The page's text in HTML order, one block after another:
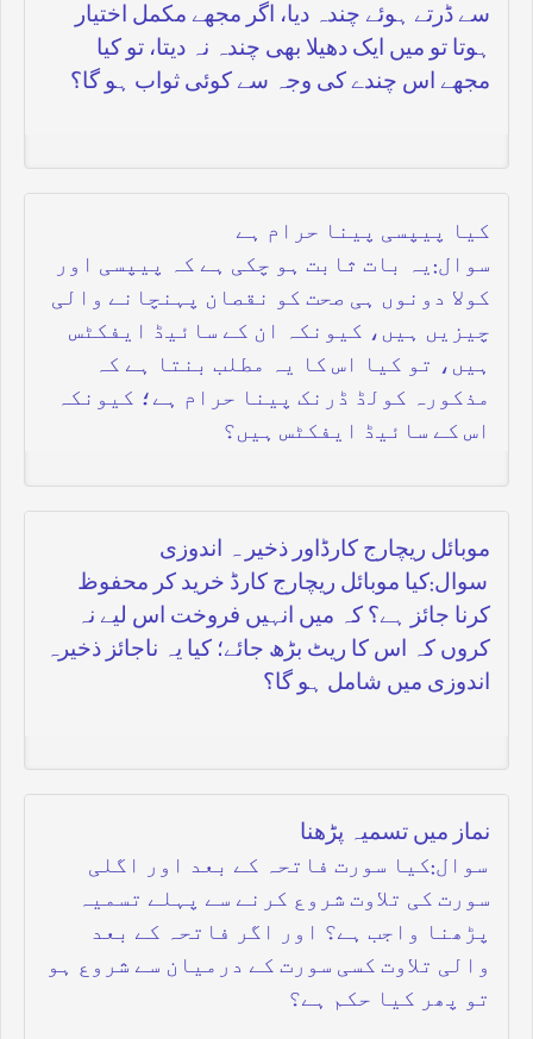
سے ڈرتے ہوئے چندہ دیا، اگر مجھے مکمل اختیار
ہوتا تو میں ایک دھیلا بھی چندہ نہ دیتا، تو کیا
مجھے اس چندے کی وجہ سے کوئی ثواب ہو گا؟
کیا پیپسی پینا حرام ہے
سوال:یہ بات ثابت ہو چکی ہے کہ پیپسی اور
کولا دونوں ہی صحت کو نقصان پہنچانے والی
چیزیں ہیں، کیونکہ ان کے سائیڈ ایفکٹس
ہیں، تو کیا اس کا یہ مطلب بنتا ہے کہ
مذکورہ کولڈ ڈرنک پینا حرام ہے؛ کیونکہ
اس کے سائیڈ ایفکٹس ہیں؟
موبائل ریچارج کارڈاور ذخیر ہ اندوزی
سوال:کیا موبائل ریچارج کارڈ خرید کر محفوظ
کرنا جائز ہے؟ کہ میں انہیں فروخت اس لیے نہ
کروں کہ اس کا ریٹ بڑھ جائے؛ کیا یہ ناجائز ذخیرہ
اندوزی میں شامل ہو گا؟
نماز میں تسمیہ پڑھنا
سوال:کیا سورت فاتحہ کے بعد اور اگلی
سورت کی تلاوت شروع کرنے سے پہلے تسمیہ
پڑھنا واجب ہے؟ اور اگر فاتحہ کے بعد
والی تلاوت کسی سورت کے درمیان سے شروع ہو
تو پھر کیا حکم ہے؟